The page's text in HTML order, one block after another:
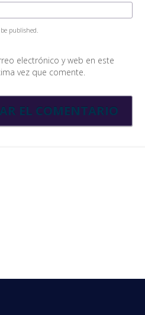
published.
electrónico y web en este
vez que comente.